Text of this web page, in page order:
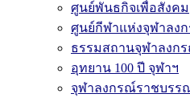
ศูนย์พันธกิจเพื่อสังคม
ศูนย์กีฬาแห่งจุฬาลง
ธรรมสถานจุฬาลงก
อุทยาน 100 ปี จุฬาฯ
จุฬาลงกรณ์ราชบรร